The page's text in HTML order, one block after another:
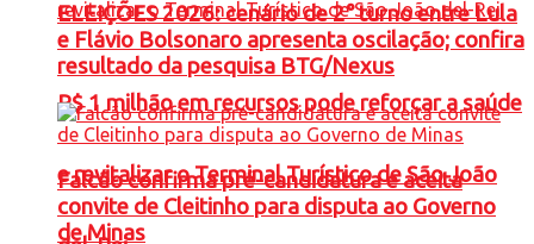
R$ 1 milhão em recursos pode reforçar a saúde
e revitalizar o Terminal Turístico de São João
ELEIÇÕES 2026: cenário de 2° turno entre Lula
e Flávio Bolsonaro apresenta oscilação; confira
resultado da pesquisa BTG/Nexus
Falcão confirma pré-candidatura e aceita
convite de Cleitinho para disputa ao Governo
de Minas